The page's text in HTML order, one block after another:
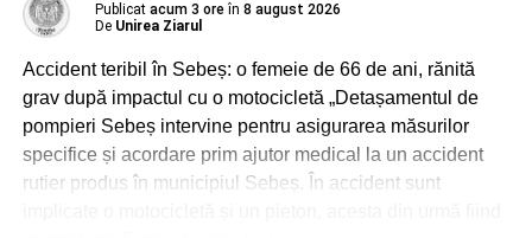
Publicat acum 3 ore în 8 august 2026
De Unirea Ziarul
Accident teribil în Sebeș: o femeie de 66 de ani, rănită
grav după impactul cu o motocicletă „Detașamentul de
pompieri Sebeș intervine pentru asigurarea măsurilor
specifice și acordare prim ajutor medical la un accident
rutier produs în municipiul Sebeș. În accident sunt